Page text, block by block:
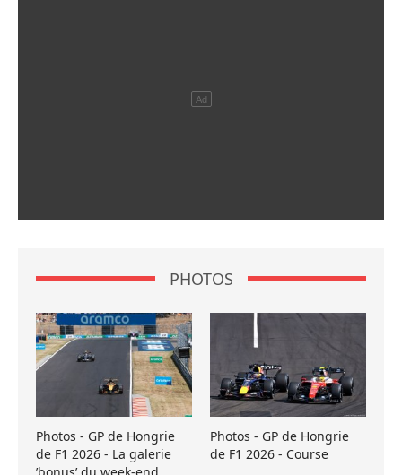
PHOTOS
Photos - GP de Hongrie
de F1 2026 - La galerie
Photos - GP de Hongrie
de F1 2026 - Course